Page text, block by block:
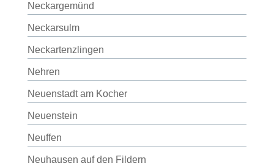
Neckargemünd
Neckarsulm
Neckartenzlingen
Nehren
Neuenstadt am Kocher
Neuenstein
Neuffen
Neuhausen auf den Fildern